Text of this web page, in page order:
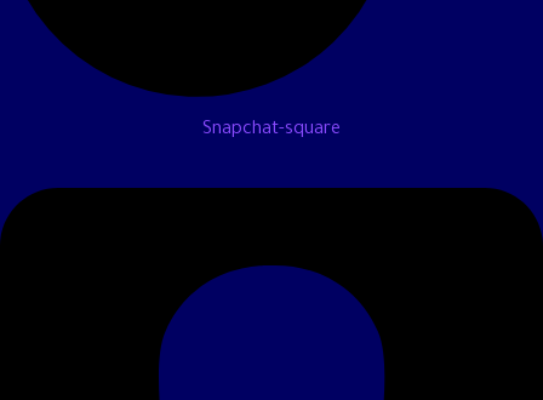
Snapchat-square